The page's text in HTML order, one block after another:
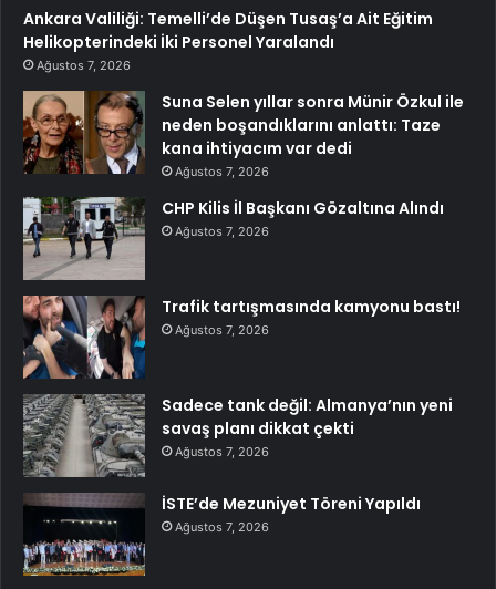
Ankara Valiliği: Temelli’de Düşen Tusaş’a Ait Eğitim
Helikopterindeki İki Personel Yaralandı
Ağustos 7, 2026
Suna Selen yıllar sonra Münir Özkul ile
neden boşandıklarını anlattı: Taze
kana ihtiyacım var dedi
Ağustos 7, 2026
CHP Kilis İl Başkanı Gözaltına Alındı
Ağustos 7, 2026
Trafik tartışmasında kamyonu bastı!
Ağustos 7, 2026
Sadece tank değil: Almanya’nın yeni
savaş planı dikkat çekti
Ağustos 7, 2026
İSTE’de Mezuniyet Töreni Yapıldı
Ağustos 7, 2026